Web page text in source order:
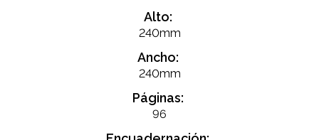
Alto:
240mm
Ancho:
240mm
Páginas:
96